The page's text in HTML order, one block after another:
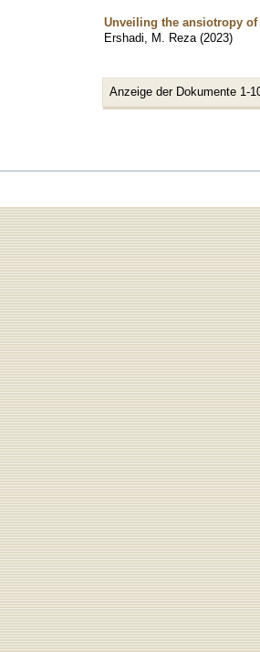
Unveiling the ansiotropy
Ershadi, M. Reza (2023)
Anzeige der Dokumente 1-